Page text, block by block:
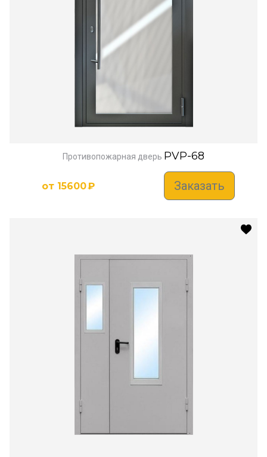
Противопожарная дверь PVP-68
от 15600₽ Заказать